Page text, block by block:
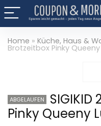
Home » Küche, Haus &
Brotzeitbox Pinky
ABGELAUFEN
SIGIKID
Pinky Queeny